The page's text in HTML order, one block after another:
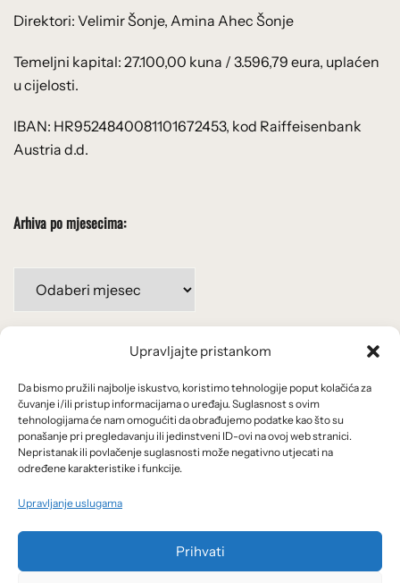
Upravljajte pristankom
Da bismo pružili najbolje iskustvo, koristimo tehnologije poput kolačića za
čuvanje i/ili pristup informacijama o uređaju. Suglasnost s ovim
tehnologijama će nam omogućiti da obrađujemo podatke kao što su
ponašanje pri pregledavanju ili jedinstveni ID-ovi na ovoj web stranici.
Nepristanak ili povlačenje suglasnosti može negativno utjecati na
određene karakteristike i funkcije.
Upravljanje uslugama
Prihvati
Direktori: Velimir Šonje, Amina Ahec Šonje
Temeljni kapital: 27.100,00 kuna / 3.596,79 eura, uplaćen
u cijelosti.
IBAN: HR9524840081101672453, kod Raiffeisenbank
Austria d.d.
Arhiva po mjesecima:
mjesecima:
Uvjeti korištenja
Politika privatnosti
Kolačići